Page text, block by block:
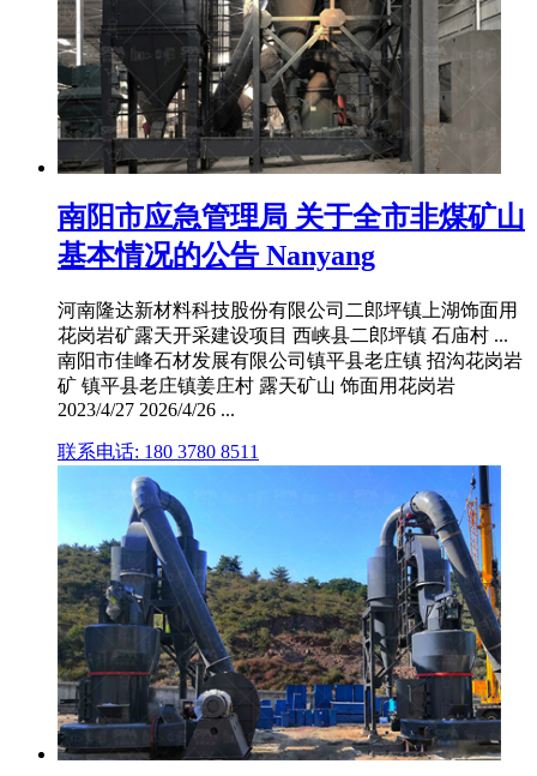
南阳市应急管理局 关于全市非煤矿山
基本情况的公告 Nanyang
河南隆达新材料科技股份有限公司二郎坪镇上湖饰面用
花岗岩矿露天开采建设项目 西峡县二郎坪镇 石庙村 ...
南阳市佳峰石材发展有限公司镇平县老庄镇 招沟花岗岩
矿 镇平县老庄镇姜庄村 露天矿山 饰面用花岗岩
2023/4/27 2026/4/26 ...
联系电话: 180 3780 8511